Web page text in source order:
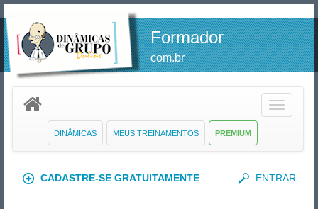
Formador
com.br
Toggle
PREMIUM
MEUS TREINAMENTOS
DINÂMICAS
CADASTRE-SE GRATUITAMENTE ENTRAR